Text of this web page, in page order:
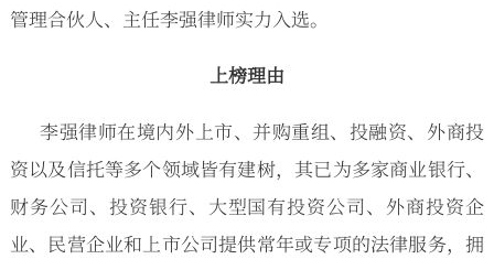
管理合伙人、主任李强律师实力入选。
上榜理由
李强律师在境内外上市、并购重组、投融资、外商投
资以及信托等多个领域皆有建树，其已为多家商业银行、
财务公司、投资银行、大型国有投资公司、外商投资企
业、民营企业和上市公司提供常年或专项的法律服务，拥